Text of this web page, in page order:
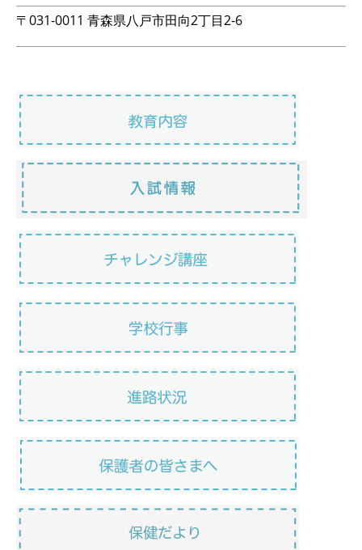
〒031-0011 青森県八戸市田向2丁目2-6